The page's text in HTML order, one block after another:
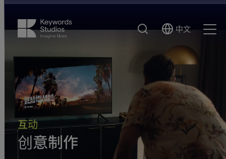
搜
Select
Language
中文
互动
创意制作